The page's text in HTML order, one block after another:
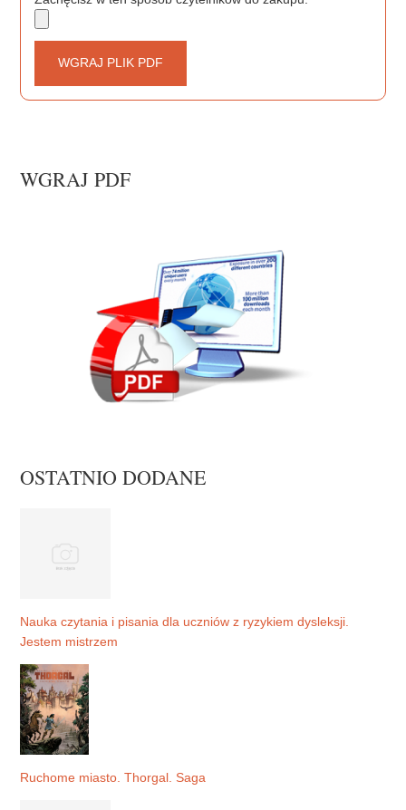
WGRAJ PLIK PDF
WGRAJ PDF
OSTATNIO DODANE
Nauka czytania i pisania dla uczniów z ryzykiem dysleksji.
Jestem mistrzem
Ruchome miasto. Thorgal. Saga